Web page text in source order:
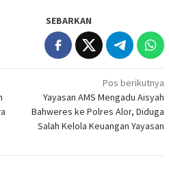
SEBARKAN
Pos berikutnya
Yayasan AMS Mengadu Aisyah
Bahweres ke Polres Alor, Diduga
Salah Kelola Keuangan Yayasan